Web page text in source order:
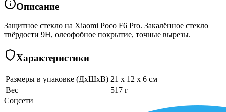
Описание
Защитное стекло на Xiaomi Poco F6 Pro. Закалённое стекло
твёрдости 9H, олеофобное покрытие, точные вырезы.
Характеристики
Размеры в упаковке (ДхШхВ) 21 x 12 x 6 см
Вес
517 г
Соцсети